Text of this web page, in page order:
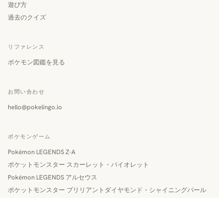
遊び方
過去のクイズ
リファレンス
ポケモン図鑑を見る
お問い合わせ
hello@pokelingo.io
ポケモンゲーム
Pokémon LEGENDS Z-A
ポケットモンスター スカーレット・バイオレット
Pokémon LEGENDS アルセウス
ポケットモンスター ブリリアントダイヤモンド・シャイニングパール